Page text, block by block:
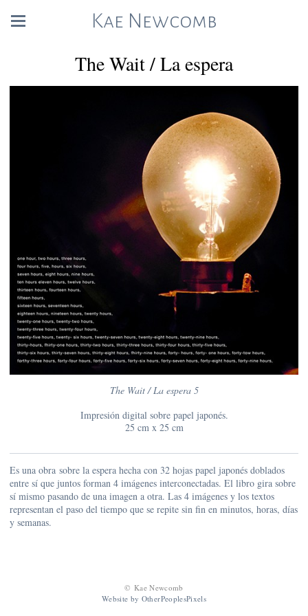
Kae Newcomb
The Wait / La espera
The Wait / La espera 5
Impresión digital sobre papel japonés.
25 cm x 25 cm
Es una obra sobre la espera hecha con 32 hojas papel japonés doblados
entre sí que juntos forman 4 imágenes interconectadas. El libro gira sobre
sí mismo pasando de una imagen a otra. Las 4 imágenes y los textos
representan el paso del tiempo que se repite sin fin en minutos, horas, días
y semanas.
© Kae Newcomb
Website by OtherPeoplesPixels